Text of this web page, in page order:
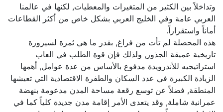
وتداخلاً بين الكثير من المتغيرات والمعطيات, لكنها في عالمنا
العربي عامة وفي الخليج العربي بشكل خاص من أكثر القطاعات
أماناً واستقراراً.
هذه المحصلة لم تأت من فراغ, بقدر ما هي ثمرة لسيرورة
تاريخية عميقة الجذور, ولذلك فإن قوة الطلب في العاب
استراتيجيه للأندرويدة مدفوع بالأساس من عدة عوامل, أهمها
الزيادة الكبيرة في عدد السكان والطفرة الاقتصادية التي تعيشها
المنطقة, فضلاً عن توسع رقعة مساحة المدن مدعومة بنهضة
عمرانية شاملة, وقد يتعدى الأمر إقامة مدن جديدة كلياً كما في